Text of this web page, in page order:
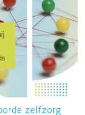
zelfzorg